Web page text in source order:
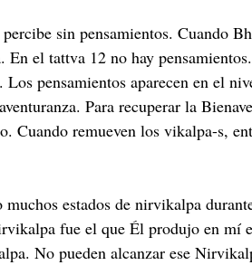
sin pensamientos. Cuando
En el tattva 12 no hay
Los pensamientos aparecen en el
Para recuperar la
Cuando remueven los vikalpa-s,
muchos estados de nirvikalpa
fue el que Él produjo en mí
No pueden alcanzar ese